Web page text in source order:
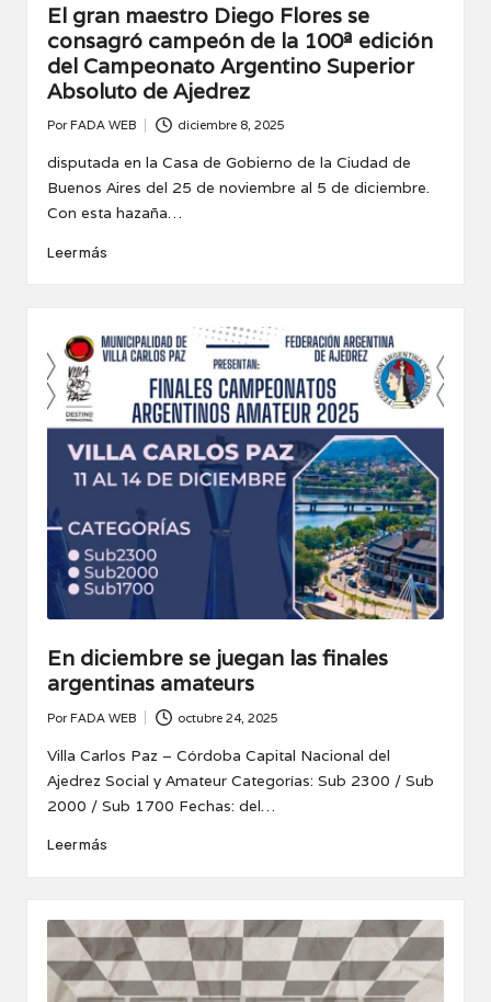
El gran maestro Diego Flores se
consagró campeón de la 100ª edición
del Campeonato Argentino Superior
Absoluto de Ajedrez
por
Por FADA WEB diciembre 8, 2025
disputada en la Casa de Gobierno de la Ciudad de
Buenos Aires del 25 de noviembre al 5 de diciembre.
Con esta hazaña…
Leer más
En diciembre se juegan las finales
argentinas amateurs
Publicado
por
Por FADA WEB octubre 24, 2025
Villa Carlos Paz – Córdoba Capital Nacional del
Ajedrez Social y Amateur Categorías: Sub 2300 / Sub
2000 / Sub 1700 Fechas: del…
Leer más